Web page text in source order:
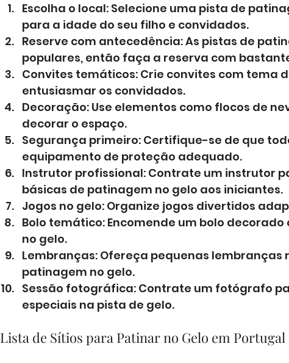
Escolha o local: Selecione uma pista de
para a idade do seu filho e convidados.
Reserve com antecedência: As pistas de
populares, então faça a reserva com
Convites temáticos: Crie convites com tema
entusiasmar os convidados.
Decoração: Use elementos como flocos de
decorar o espaço.
Segurança primeiro: Certifique-se de que
equipamento de proteção adequado.
Instrutor profissional: Contrate um instrutor
básicas de patinagem no gelo aos iniciantes.
Jogos no gelo: Organize jogos divertidos
Bolo temático: Encomende um bolo
no gelo.
Lembranças: Ofereça pequenas lembranças
patinagem no gelo.
Sessão fotográfica: Contrate um fotógrafo
especiais na pista de gelo.
Lista de Sítios para Patinar no Gelo em Portugal